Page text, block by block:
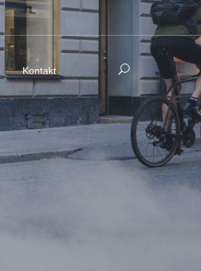
Kontakt